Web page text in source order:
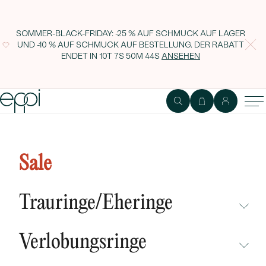
SOMMER-BLACK-FRIDAY: -25 % AUF SCHMUCK AUF LAGER
UND -10 % AUF SCHMUCK AUF BESTELLUNG. DER RABATT
ENDET IN 10T 7S 50M 44SANSEHEN
Sale
Trauringe/Eheringe
NEUHEITEN
Verlobungsringe
Diamanten in Emerald-Form und
Diamanten Mikolaj